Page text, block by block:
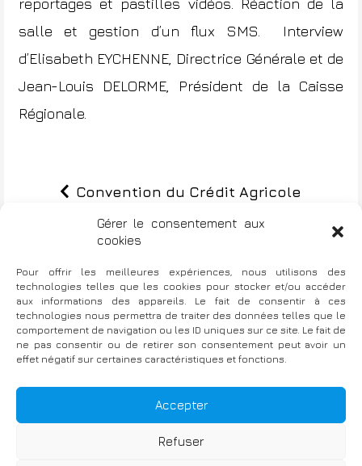
Gérer le consentement aux
cookies
Pour offrir les meilleures expériences, nous utilisons des
technologies telles que les cookies pour stocker et/ou accéder
aux informations des appareils. Le fait de consentir à ces
technologies nous permettra de traiter des données telles que le
comportement de navigation ou les ID uniques sur ce site. Le fait de
ne pas consentir ou de retirer son consentement peut avoir un
effet négatif sur certaines caractéristiques et fonctions.
Accepter
Refuser
reportages et pastilles vidéos. Réaction de la
salle et gestion d’un flux SMS. Interview
d’Elisabeth EYCHENNE, Directrice Générale et de
Jean-Louis DELORME, Président de la Caisse
Régionale.
v
i
g
a
t
i
o
Convention du Crédit Agricole
Centre-Loire
LCL: lancement du nouveau projet
d’entreprise en direct de 8 villes!
Fièrement propulsé par WordPress
Atlantis Themes